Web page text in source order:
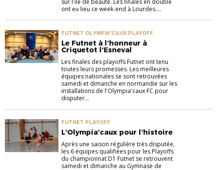
ont eu lieu ce week-end à Lourdes....
FUTNET OLYMPIA'CAUX PLAYOFF
Le Futnet à l’honneur à
Criquetot l’Esneval
Les finales des playoffs Futnet ont tenu
toutes leurs promesses. Les meilleures
équipes nationales se sont retrouvées
samedi et dimanche en normandie sur les
installations de l'Olympia'caux FC pour
disputer...
FUTNET PLAYOFF
L’Olympia’caux pour l’histoire
Après une saison régulière très disputée,
les 6 équipes qualifiées pour les Playoffs
du championnat D1 Futnet se retrouvent
samedi et dimanche au Gymnase de